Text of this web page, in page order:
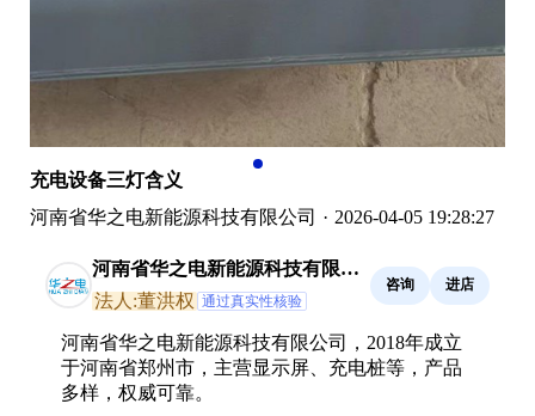
充电设备三灯含义
河南省华之电新能源科技有限公司 · 2026-04-05 19:28:27
河南省华之电新能源科技有限公
司
法人:董洪权 通过真实性核验
咨询 进店
河南省华之电新能源科技有限公司，2018年成立
于河南省郑州市，主营显示屏、充电桩等，产品
多样，权威可靠。